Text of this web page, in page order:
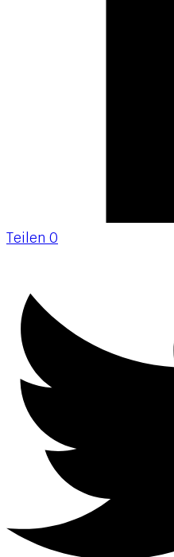
Teilen 0